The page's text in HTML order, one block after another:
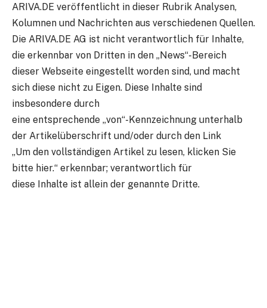
ARIVA.DE veröffentlicht in dieser Rubrik Analysen,
Kolumnen und Nachrichten aus verschiedenen Quellen.
Die ARIVA.DE AG ist nicht verantwortlich für Inhalte,
die erkennbar von Dritten in den „News“-Bereich
dieser Webseite eingestellt worden sind, und macht
sich diese nicht zu Eigen. Diese Inhalte sind
insbesondere durch
eine entsprechende „von“-Kennzeichnung unterhalb
der Artikelüberschrift und/oder durch den Link
„Um den vollständigen Artikel zu lesen, klicken Sie
bitte hier.“ erkennbar; verantwortlich für
diese Inhalte ist allein der genannte Dritte.